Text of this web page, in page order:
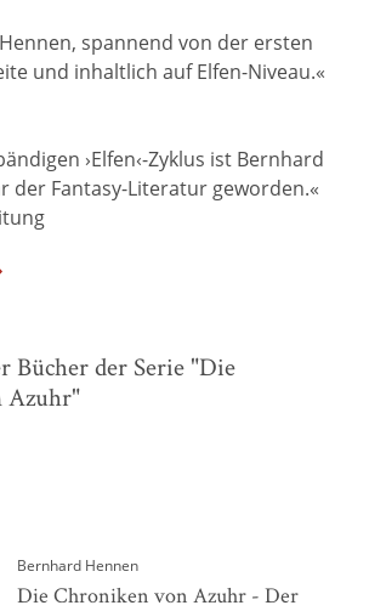
spannend von der ersten
und inhaltlich auf Elfen-Niveau.«
›Elfen‹-Zyklus ist Bernhard
der Fantasy-Literatur geworden.«
Bücher der Serie "Die
Azuhr"
Bernhard Hennen
Die Chroniken von Azuhr - Der